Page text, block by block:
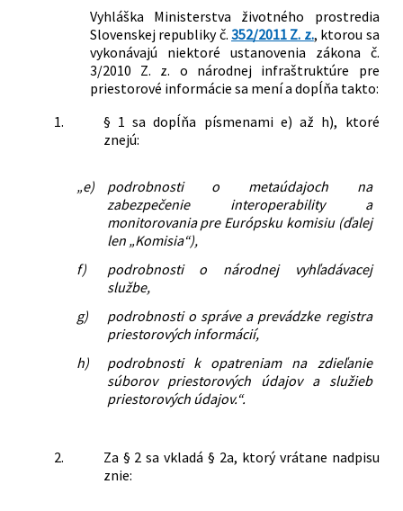
prostredia
Vyhláška Ministerstva životného prostredia
Slovenskej republiky č. 352/2011 Z. z., ktorou sa
vykonávajú niektoré ustanovenia zákona č.
3/2010 Z. z. o národnej infraštruktúre pre
priestorové informácie sa mení a dopĺňa takto:
1.
§ 1 sa dopĺňa písmenami e) až h), ktoré
znejú:
„e)
podrobnosti o metaúdajoch na
zabezpečenie interoperability a
monitorovania pre Európsku komisiu (ďalej
len „Komisia“),
f)
podrobnosti o národnej vyhľadávacej
službe,
g)
podrobnosti o správe a prevádzke registra
priestorových informácií,
h)
podrobnosti k opatreniam na zdieľanie
súborov priestorových údajov a služieb
priestorových údajov.“.
2.
Za § 2 sa vkladá § 2a, ktorý vrátane nadpisu
znie: